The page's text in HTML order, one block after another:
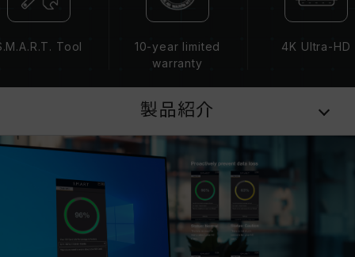
Tool
10-year limited
warranty
4K Ultra-HD
製品紹介